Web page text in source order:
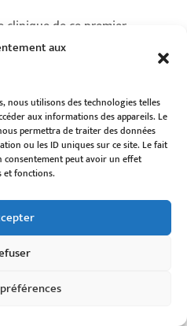
aux
nous utilisons des technologies telles
aux informations des appareils. Le
permettra de traiter des données
ou les ID uniques sur ce site. Le fait
peut avoir un effet
et fonctions.
clinique de ce premier
l’angle du psychologue
les mécanismes
1. Le chaos comme
Légales